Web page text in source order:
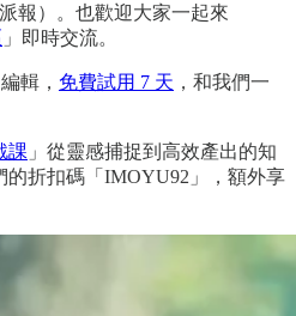
報）。也歡迎大家一起來
」即時交流。
輯， 免費試用 7 天 ，和我們一
課 」從靈感捕捉到高效產出的知
的折扣碼「IMOYU92」，額外享